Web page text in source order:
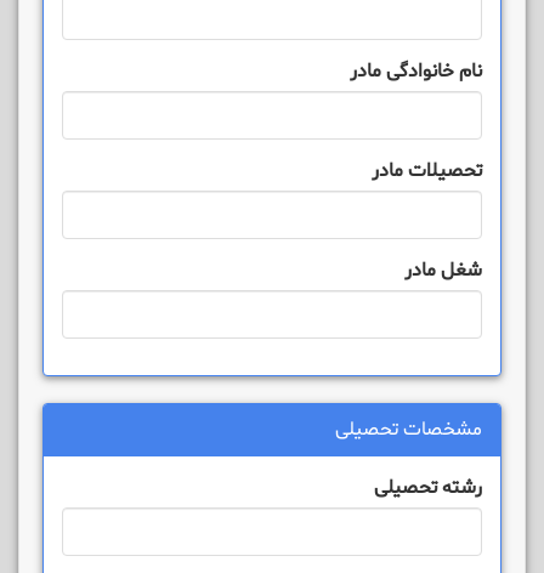
نام خانوادگی مادر
تحصیلات مادر
شغل مادر
مشخصات تحصیلی
رشته تحصیلی